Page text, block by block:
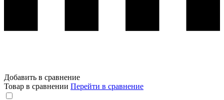
Добавить в сравнение
Товар в сравнении Перейти в сравнение